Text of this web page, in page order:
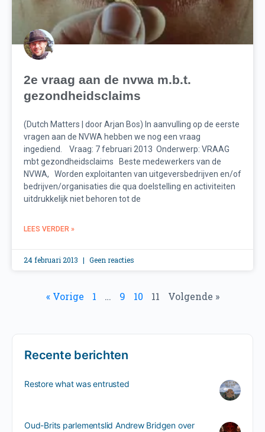
2e vraag aan de nvwa m.b.t.
gezondheidsclaims
(Dutch Matters | door Arjan Bos) In aanvulling op de eerste
vragen aan de NVWA hebben we nog een vraag
ingediend. Vraag: 7 februari 2013 Onderwerp: VRAAG
mbt gezondheidsclaims Beste medewerkers van de
NVWA, Worden exploitanten van uitgeversbedrijven en/of
bedrijven/organisaties die qua doelstelling en activiteiten
uitdrukkelijk niet behoren tot de
LEES VERDER »
24 februari 2013 Geen reacties
« Vorige 1 … 9 10 11 Volgende »
Recente berichten
Restore what was entrusted
Oud-Brits parlementslid Andrew Bridgen over